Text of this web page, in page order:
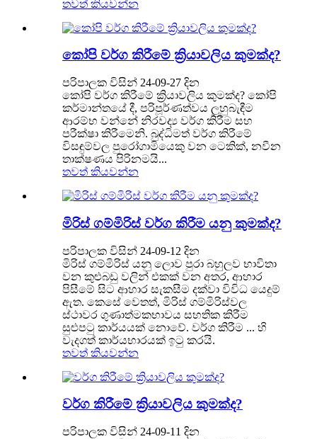
තවත් කියවන්න
කෝපි වර්ග කිරීමේ ක්‍රියාවලිය කුමක්ද?
පරිපාලක විසින් 24-09-27 දින
කෝපි වර්ග කිරීමේ ක්‍රියාවලිය කුමක්ද? කෝපි
කර්මාන්තයේ දී, පරිපූර්ණත්වය ලුහුබැඳීම
ආරම්භ වන්නේ නිරවද්‍ය වර්ග කිරීම සහ
පරීක්ෂා කිරීමෙනි. බුද්ධිමත් වර්ග කිරීමේ
විසඳුම්වල පුරෝගාමියෙකු වන ටෙකික්, නවීන
තාක්ෂණය පිරිනමයි...
තවත් කියවන්න
මිරිස් ගම්මිරිස් වර්ග කිරීම යනු කුමක්ද?
පරිපාලක විසින් 24-09-12 දින
මිරිස් ගම්මිරිස් යනු ලොව පුරා බහුලව භාවිතා
වන කුළුබඩු වලින් එකක් වන අතර, ආහාර
පිසීමේ සිට ආහාර සැකසීම දක්වා විවිධ යෙදුම්
ඇත. කෙසේ වෙතත්, මිරිස් ගම්මිරිස්වල
ස්ථාවර ගුණාත්මකභාවය සහතික කිරීම
සුළුපටු කාර්යයක් නොවේ. වර්ග කිරීම ... හි
වැදගත් කාර්යභාරයක් ඉටු කරයි.
තවත් කියවන්න
වර්ග කිරීමේ ක්‍රියාවලිය කුමක්ද?
පරිපාලක විසින් 24-09-11 දින